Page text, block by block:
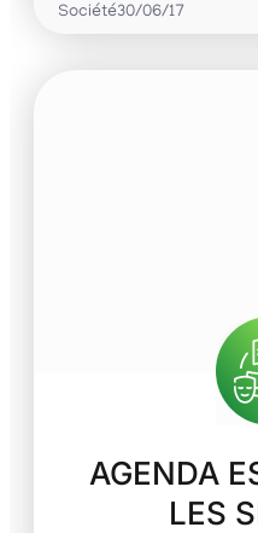
Société30/06/17
AGENDA
LES